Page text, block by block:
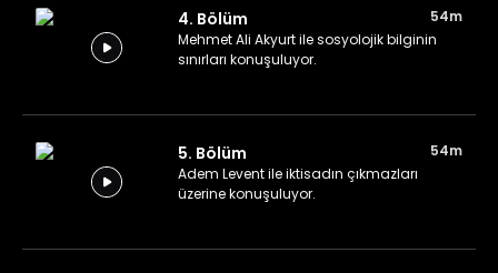
4. Bölüm
54m
Mehmet Ali Akyurt ile sosyolojik bilginin
sınırları konuşuluyor.
5. Bölüm
54m
Adem Levent ile iktisadın çıkmazları
üzerine konuşuluyor.